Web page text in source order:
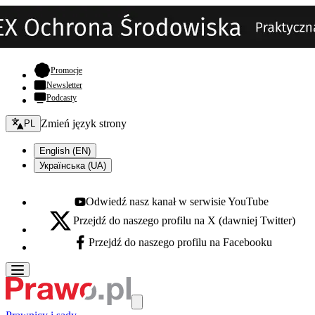
Promocje- otwiera się w nowej karcie
Newsletter
Podcasty
Zmień język - bieżący:
PL Zmień język strony
English (EN)
Українська (UA)
Youtube - otwiera się w nowej karcie
Odwiedź nasz kanał w serwisie YouTube
X - otwiera się w nowej karcie
Przejdź do naszego profilu na X (dawniej Twitter)
Facebook - otwiera się w nowej karcie
Przejdź do naszego profilu na Facebooku